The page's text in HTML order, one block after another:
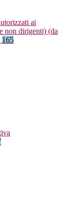
ai
non dirigenti) (da
165